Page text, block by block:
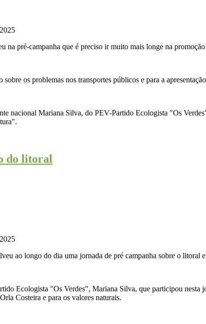
na pré-campanha que é preciso ir muito mais longe na
os problemas nos transportes públicos e para a
nacional Mariana Silva, do PEV-Partido Ecologista "Os
do litoral
ao longo do dia uma jornada de pré campanha sobre o
Ecologista "Os Verdes", Mariana Silva, que participou
Costeira e para os valores naturais.